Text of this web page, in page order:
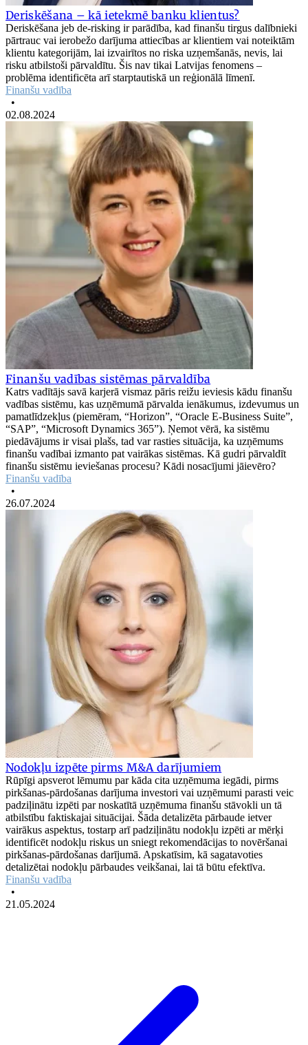
Deriskēšana – kā ietekmē banku klientus?
Deriskēšana jeb de-risking ir parādība, kad finanšu tirgus dalībnieki
pārtrauc vai ierobežo darījuma attiecības ar klientiem vai noteiktām
klientu kategorijām, lai izvairītos no riska uzņemšanās, nevis, lai
risku atbilstoši pārvaldītu. Šis nav tikai Latvijas fenomens –
problēma identificēta arī starptautiskā un reģionālā līmenī.
Finanšu vadība
•
02.08.2024
Finanšu vadības sistēmas pārvaldība
Katrs vadītājs savā karjerā vismaz pāris reižu ieviesis kādu finanšu
vadības sistēmu, kas uzņēmumā pārvalda ienākumus, izdevumus un
pamatlīdzekļus (piemēram, “Horizon”, “Oracle E-Business Suite”,
“SAP”, “Microsoft Dynamics 365”). Ņemot vērā, ka sistēmu
piedāvājums ir visai plašs, tad var rasties situācija, ka uzņēmums
finanšu vadībai izmanto pat vairākas sistēmas. Kā gudri pārvaldīt
finanšu sistēmu ieviešanas procesu? Kādi nosacījumi jāievēro?
Finanšu vadība
•
26.07.2024
Nodokļu izpēte pirms M&A darījumiem
Rūpīgi apsverot lēmumu par kāda cita uzņēmuma iegādi, pirms
pirkšanas-pārdošanas darījuma investori vai uzņēmumi parasti veic
padziļinātu izpēti par noskatītā uzņēmuma finanšu stāvokli un tā
atbilstību faktiskajai situācijai. Šāda detalizēta pārbaude ietver
vairākus aspektus, tostarp arī padziļinātu nodokļu izpēti ar mērķi
identificēt nodokļu riskus un sniegt rekomendācijas to novēršanai
pirkšanas-pārdošanas darījumā. Apskatīsim, kā sagatavoties
detalizētai nodokļu pārbaudes veikšanai, lai tā būtu efektīva.
Finanšu vadība
•
21.05.2024